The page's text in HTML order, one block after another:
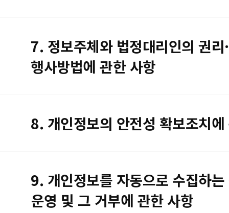
7. 정보주체와 법정대리인의 권리
행사방법에 관한 사항
8. 개인정보의 안전성 확보조치
9. 개인정보를 자동으로 수집하는
운영 및 그 거부에 관한 사항